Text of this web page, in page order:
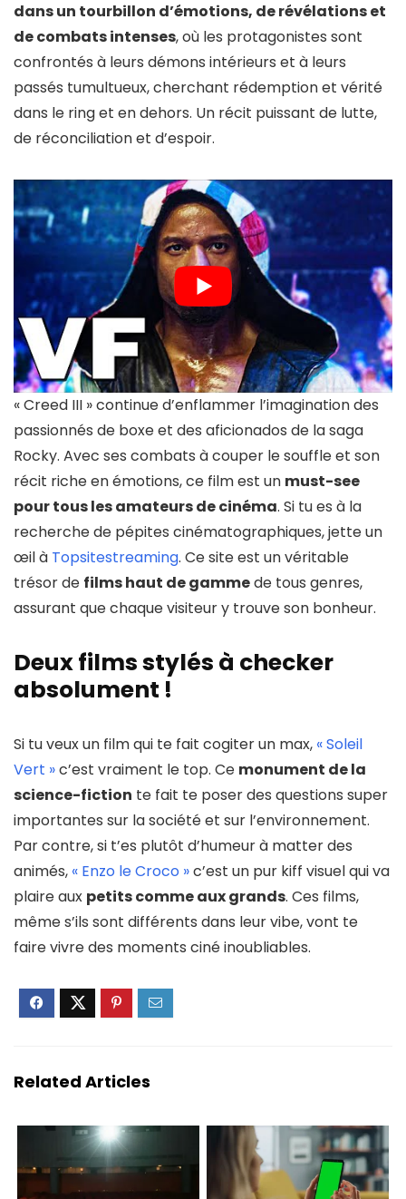
dans un tourbillon d’émotions, de révélations et
de combats intenses, où les protagonistes sont
confrontés à leurs démons intérieurs et à leurs
passés tumultueux, cherchant rédemption et vérité
dans le ring et en dehors. Un récit puissant de lutte,
de réconciliation et d’espoir.
« Creed III » continue d’enflammer l’imagination des
passionnés de boxe et des aficionados de la saga
Rocky. Avec ses combats à couper le souffle et son
récit riche en émotions, ce film est un must-see
pour tous les amateurs de cinéma. Si tu es à la
recherche de pépites cinématographiques, jette un
œil à Topsitestreaming. Ce site est un véritable
trésor de films haut de gammede tous genres,
assurant que chaque visiteur y trouve son bonheur.
Deux films stylés à checker
absolument !
Si tu veux un film qui te fait cogiter un max, « Soleil
Vert »c’est vraiment le top. Ce monument de la
science-fiction te fait te poser des questions super
importantes sur la société et sur l’environnement.
Par contre, si t’es plutôt d’humeur à matter des
animés, « Enzo le Croco »c’est un pur kiff visuel qui va
plaire aux petits comme aux grands. Ces films,
même s’ils sont différents dans leur vibe, vont te
faire vivre des moments ciné inoubliables.
Related Articles